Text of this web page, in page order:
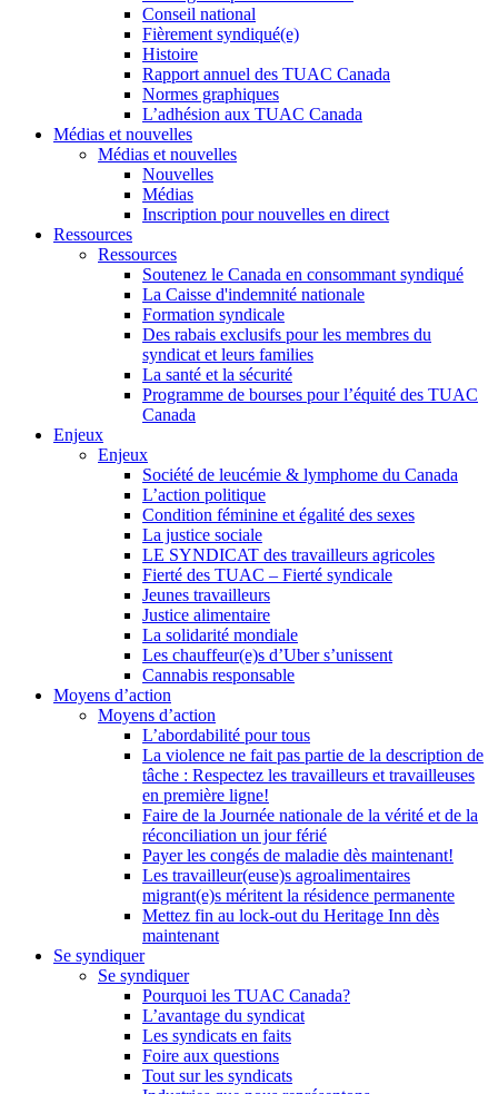
Conseil national
Fièrement syndiqué(e)
Histoire
Rapport annuel des TUAC Canada
Normes graphiques
L’adhésion aux TUAC Canada
Médias et nouvelles
Médias et nouvelles
Nouvelles
Médias
Inscription pour nouvelles en direct
Ressources
Ressources
Soutenez le Canada en consommant syndiqué
La Caisse d'indemnité nationale
Formation syndicale
Des rabais exclusifs pour les membres du
syndicat et leurs families
La santé et la sécurité
Programme de bourses pour l’équité des TUAC
Canada
Enjeux
Enjeux
Société de leucémie & lymphome du Canada
L’action politique
Condition féminine et égalité des sexes
La justice sociale
LE SYNDICAT des travailleurs agricoles
Fierté des TUAC – Fierté syndicale
Jeunes travailleurs
Justice alimentaire
La solidarité mondiale
Les chauffeur(e)s d’Uber s’unissent
Cannabis responsable
Moyens d’action
Moyens d’action
L’abordabilité pour tous
La violence ne fait pas partie de la description de
tâche : Respectez les travailleurs et travailleuses
en première ligne!
Faire de la Journée nationale de la vérité et de la
réconciliation un jour férié
Payer les congés de maladie dès maintenant!
Les travailleur(euse)s agroalimentaires
migrant(e)s méritent la résidence permanente
Mettez fin au lock-out du Heritage Inn dès
maintenant
Se syndiquer
Se syndiquer
Pourquoi les TUAC Canada?
L’avantage du syndicat
Les syndicats en faits
Foire aux questions
Tout sur les syndicats